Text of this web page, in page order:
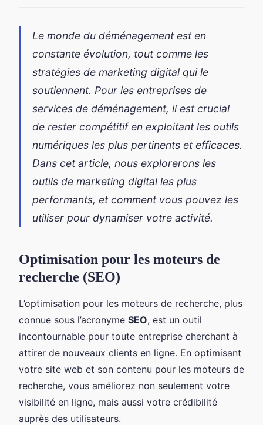
Le monde du déménagement est en
constante évolution, tout comme les
stratégies de marketing digital qui le
soutiennent. Pour les entreprises de
services de déménagement, il est crucial
de rester compétitif en exploitant les outils
numériques les plus pertinents et efficaces.
Dans cet article, nous explorerons les
outils de marketing digital les plus
performants, et comment vous pouvez les
utiliser pour dynamiser votre activité.
Optimisation pour les moteurs de
recherche (SEO)
L’optimisation pour les moteurs de recherche, plus
connue sous l’acronyme SEO, est un outil
incontournable pour toute entreprise cherchant à
attirer de nouveaux clients en ligne. En optimisant
votre site web et son contenu pour les moteurs de
recherche, vous améliorez non seulement votre
visibilité en ligne, mais aussi votre crédibilité
auprès des utilisateurs.